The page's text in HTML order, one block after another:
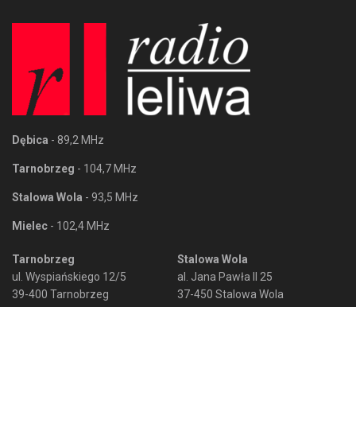
Dębica - 89,2 MHz
Tarnobrzeg - 104,7 MHz
Stalowa Wola - 93,5 MHz
Mielec - 102,4 MHz
Tarnobrzeg
ul. Wyspiańskiego 12/5
39-400 Tarnobrzeg
Stalowa Wola
al. Jana Pawła II 25
37-450 Stalowa Wola